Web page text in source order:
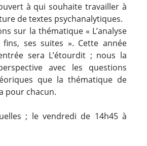
à qui souhaite travailler à
de textes psychanalytiques.
sur la thématique « L’analyse
ses suites ». Cette année
sera L’étourdit ; nous la
avec les questions
que la thématique de
pour chacun.
; le vendredi de 14h45 à